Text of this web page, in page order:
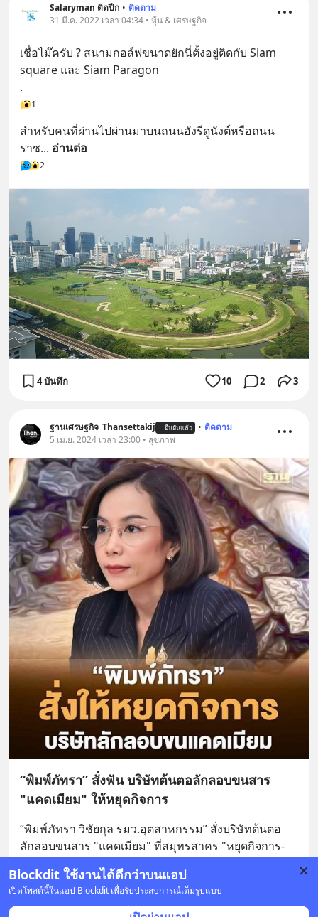
Blockdit ใช้งานได้ดีกว่าบนแอป
เปิดโพสต์นี้ในแอป Blockdit เพื่อรับประสบการณ์เต็มรูปแบบ
Salaryman ติดปีก • ติดตาม
31 มี.ค. 2022 เวลา 04:34 • หุ้น & เศรษฐกิจ
เชื่อไม๊ครับ ? สนามกอล์ฟขนาดยักนี่ตั้งอยู่ติดกับ Siam
square และ Siam Paragon
.
1
สำหรับคนที่ผ่านไปผ่านมาบนถนนอังรีดูนังต์หรือถนน
ราช... อ่านต่อ
2
4 บันทึก 10 2 3
ฐานเศรษฐกิจ_Thansettakij ยืนยันแล้ว • ติดตาม
5 เม.ย. 2024 เวลา 23:00 • สุขภาพ
“พิมพ์ภัทรา” สั่งฟัน บริษัทต้นตอลักลอบขนสาร
"แคดเมียม" ให้หยุดกิจการ
“พิมพ์ภัทรา วิชัยกุล รมว.อุตสาหกรรม” สั่งบริษัทต้นตอ
ลักลอบขนสาร "แคดเมียม" ที่สมุทรสาคร "หยุดกิจการ-
แค... อ่านต่อ
บันทึก 9 1